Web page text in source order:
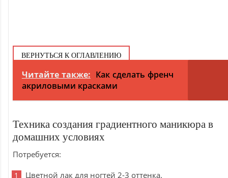
ВЕРНУТЬСЯ К ОГЛАВЛЕНИЮ
Читайте также: Как сделать френч
акриловыми красками
Техника создания градиентного маникюра в
домашних условиях
Потребуется:
Цветной лак для ногтей 2-3 оттенка.